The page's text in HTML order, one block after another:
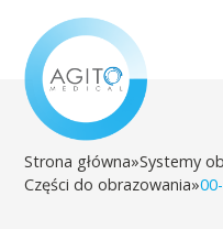
Strona główna»Systemy
Części do obrazowania»